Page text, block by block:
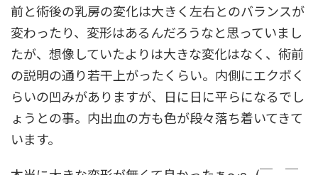
前と術後の乳房の変化は大きく左右とのバランスが
変わったり、変形はあるんだろうなと思っていまし
たが、想像していたよりは大きな変化はなく、術前
の説明の通り若干上がったくらい。内側にエクボく
らいの凹みがありますが、日に日に平らになるでし
ょうとの事。内出血の方も色が段々落ち着いてきて
います。